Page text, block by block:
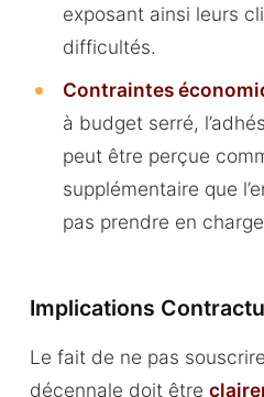
exposant ainsi leurs
difficultés.
Contraintes
à budget serré,
peut être perçue
supplémentaire que
pas prendre en
Implications
Le fait de ne pas
décennale doit être